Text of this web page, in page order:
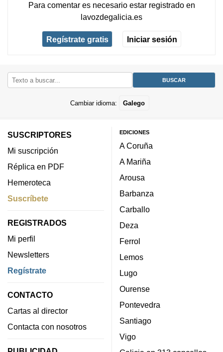
Para comentar es necesario estar registradoen
lavozdegalicia.es
Regístrate gratis Iniciar sesión
Cambiar idioma: Galego
SUSCRIPTORES
Mi suscripción
Réplica en PDF
Hemeroteca
Suscríbete
REGISTRADOS
Mi perfil
Newsletters
Regístrate
CONTACTO
Cartas al director
Contacta con nosotros
EDICIONES
A Coruña
A Mariña
Arousa
Barbanza
Carballo
Deza
Ferrol
Lemos
Lugo
Ourense
Pontevedra
Santiago
Vigo